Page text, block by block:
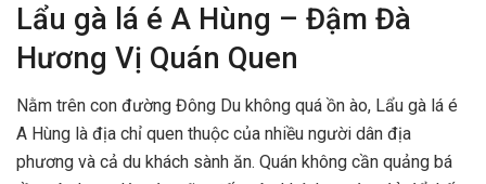
Lẩu gà lá é A Hùng – Đậm Đà
Hương Vị Quán Quen
Nằm trên con đường Đông Du không quá ồn ào, Lẩu gà lá é
A Hùng là địa chỉ quen thuộc của nhiều người dân địa
phương và cả du khách sành ăn. Quán không cần quảng bá